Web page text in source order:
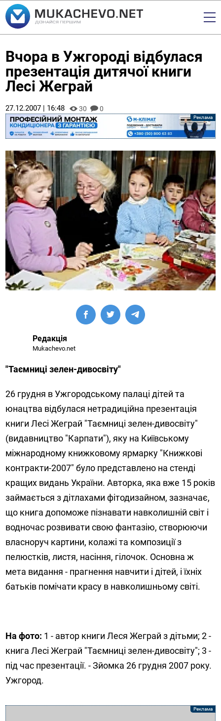
Вчора в Ужгороді відбулася
презентація дитячої книги
Лесі Жеграй
27.12.2007 | 16:48 30 0
Редакція
Mukachevo.net
"Таємниці зелен-дивосвіту"
26 грудня в Ужгородському палаці дітей та
юнацтва відбулася нетрадиційна презентація
книги Лесі Жеграй "Таємниці зелен-дивосвіту"
(видавництво "Карпати"), яку на Київському
міжнародному книжковому ярмарку "Книжкові
контракти-2007" було представлено на стенді
кращих видань України. Авторка, яка вже 15 років
займається з дітлахами фітодизайном, зазначає,
що книга допоможе пізнавати навколишній світ і
водночас розвивати свою фантазію, створюючи
власноруч картини, колажі та композиції з
пелюстків, листя, насіння, гілочок. Основна ж
мета видання - прагнення навчити і дітей, і їхніх
батьків помічати красу в навколишньому світі.
На фото: 1 - автор книги Леся Жеграй з дітьми; 2 -
книга Лесі Жеграй "Таємниці зелен-дивосвіту"; 3 -
під час презентації. - Зйомка 26 грудня 2007 року.
Ужгород.